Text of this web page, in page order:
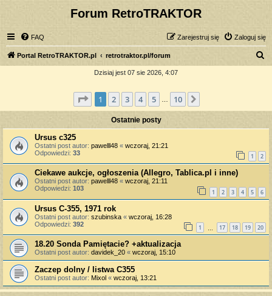
Forum RetroTRAKTOR
FAQ Zaloguj się
Zarejestruj się
Portal RetroTRAKTOR.pl retrotraktor.pl/forum
a
j
Dzisiaj jest 07 sie 2026, 4:07
Strona z10
1 2 3 4 5 10
Ostatnie posty
Ursus c325
Ostatni post autor: pawelll48 « wczoraj, 21:21
Odpowiedzi: 33 1 2
Ciekawe aukcje, ogłoszenia (Allegro, Tablica.pl i inne)
Ostatni post autor: pawelll48 « wczoraj, 21:11
Odpowiedzi: 103 1 2 3 4 5 6
Ursus C-355, 1971 rok
Ostatni post autor: szubinska « wczoraj, 16:28
Odpowiedzi: 392 1 17 18 19 20
18.20 Sonda Pamiętacie? +aktualizacja
Ostatni post autor: davidek_20 « wczoraj, 15:10
Zaczep dolny / listwa C355
Ostatni post autor: Mixol « wczoraj, 13:21